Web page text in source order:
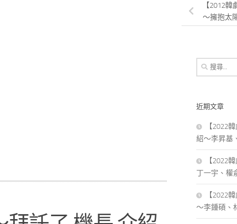
【2012
～擁抱太
搜
尋
字:
近期文章
【2022
紹～李昇基
【2022
丁一宇、權
【2022
～李鍾碩、